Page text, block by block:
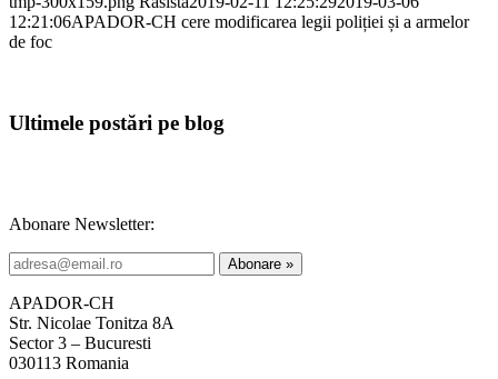
12:21:06APADOR-CH cere modificarea legii poliției și a armelor
de foc
Ultimele postări pe blog
Abonare Newsletter:
APADOR-CH
Str. Nicolae Tonitza 8A
Sector 3 – Bucuresti
030113 Romania